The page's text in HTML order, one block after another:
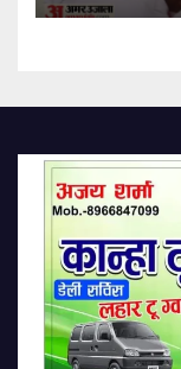
Before
Pda